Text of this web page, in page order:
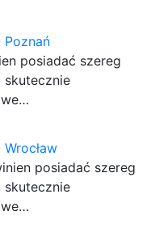
Poznań
posiadać szereg
skutecznie
posiadać szereg
skutecznie